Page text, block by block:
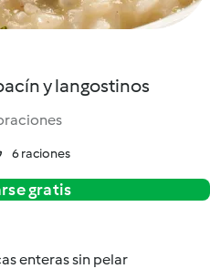
y langostinos
6 raciones
gratis
enteras sin pelar